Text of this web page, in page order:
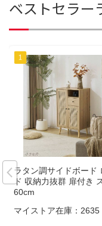
ベストセラー
ラタン調サイドボード
ド 収納力抜群 扉付き
60cm
マイストア在庫： 2635